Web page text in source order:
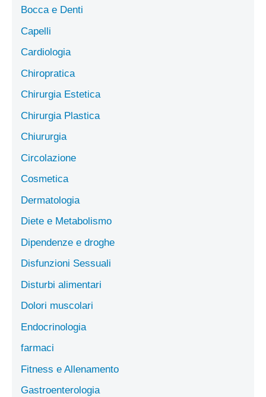
Bocca e Denti
Capelli
Cardiologia
Chiropratica
Chirurgia Estetica
Chirurgia Plastica
Chiururgia
Circolazione
Cosmetica
Dermatologia
Diete e Metabolismo
Dipendenze e droghe
Disfunzioni Sessuali
Disturbi alimentari
Dolori muscolari
Endocrinologia
farmaci
Fitness e Allenamento
Gastroenterologia